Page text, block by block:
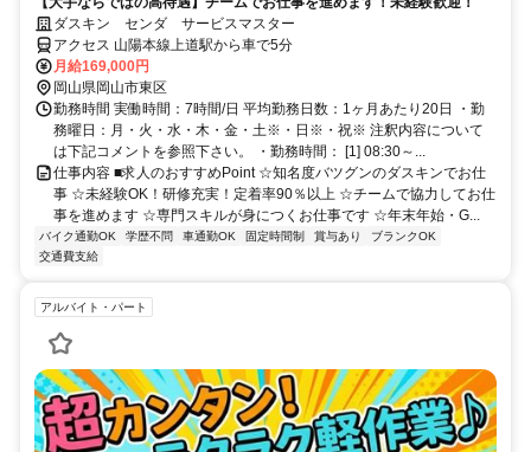
ダスキン センダ サービスマスター
アクセス 山陽本線上道駅から車で5分
月給169,000円
岡山県岡山市東区
勤務時間 実働時間：7時間/日 平均勤務日数：1ヶ月あたり20日 ・勤
務曜日：月・火・水・木・金・土※・日※・祝※ 注釈内容について
は下記コメントを参照下さい。 ・勤務時間： [1] 08:30～...
仕事内容 ■求人のおすすめPoint ☆知名度バツグンのダスキンでお仕
事 ☆未経験OK！研修充実！定着率90％以上 ☆チームで協力してお仕
事を進めます ☆専門スキルが身につくお仕事です ☆年末年始・G...
バイク通勤OK 学歴不問 車通勤OK 固定時間制 賞与あり
ブランクOK
交通費支給
アルバイト・パート